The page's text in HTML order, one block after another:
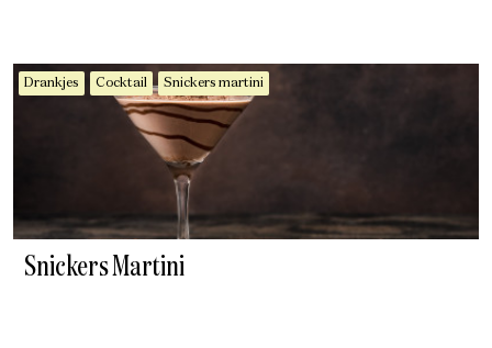
Drankjes Cocktail Snickers martini
Snickers Martini